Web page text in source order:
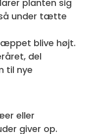
planten sig
under tætte
blive højt.
del
til nye
eller
giver op.